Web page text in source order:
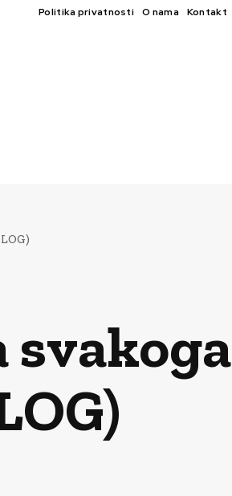
Politika privatnosti O nama Kontakt
svakoga